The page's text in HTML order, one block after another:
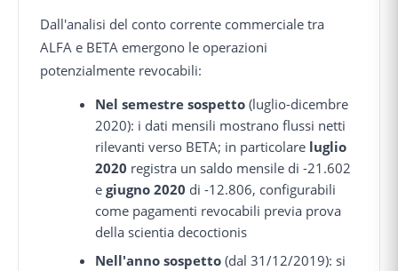
Dall'analisi del conto corrente commerciale tra
ALFA e BETA emergono le operazioni
potenzialmente revocabili:
Nel semestre sospetto (luglio-dicembre
2020): i dati mensili mostrano flussi netti
rilevanti verso BETA; in particolare luglio
2020 registra un saldo mensile di -21.602
egiugno 2020 di -12.806, configurabili
come pagamenti revocabili previa prova
della scientia decoctionis
Nell'anno sospetto (dal 31/12/2019): si